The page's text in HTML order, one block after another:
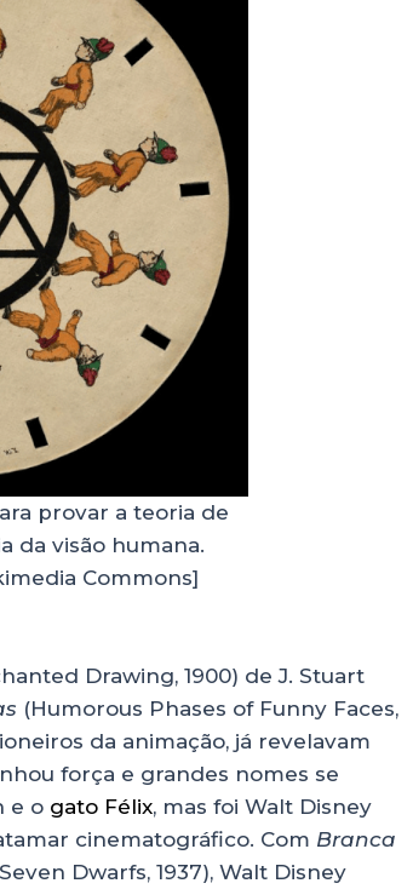
provar a teoria de
da visão humana.
Commons]
Drawing, 1900) de J. Stuart
(Humorous Phases of Funny Faces,
da animação, já revelavam
força e grandes nomes se
e o gato Félix, mas foi Walt Disney
cinematográfico. Com Branca
Dwarfs, 1937), Walt Disney